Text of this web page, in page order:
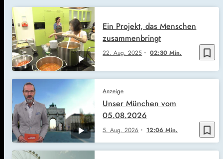
bookmark_border
22. Aug. 2025 02:30 Min.
Ein Projekt, das Menschen
zusammenbringt
bookmark_border
Anzeige
5. Aug. 2026 12:06 Min.
Unser München vom
05.08.2026